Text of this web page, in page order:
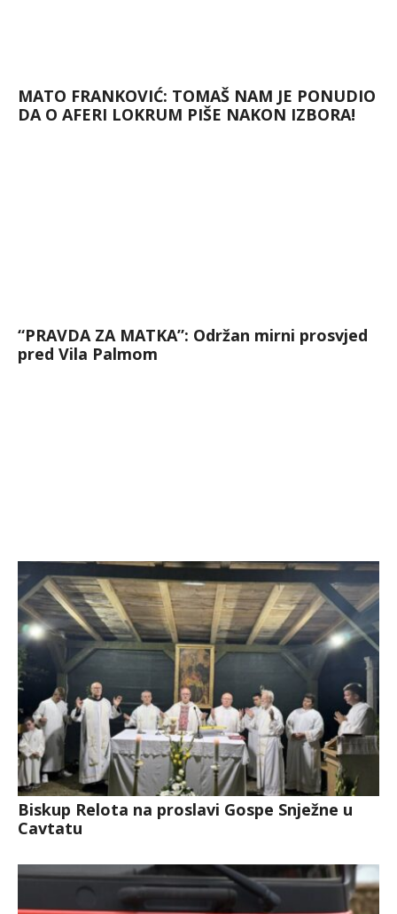
MATO FRANKOVIĆ: TOMAŠ NAM JE PONUDIO
DA O AFERI LOKRUM PIŠE NAKON IZBORA!
“PRAVDA ZA MATKA”: Održan mirni prosvjed
pred Vila Palmom
Biskup Relota na proslavi Gospe Snježne u
Cavtatu